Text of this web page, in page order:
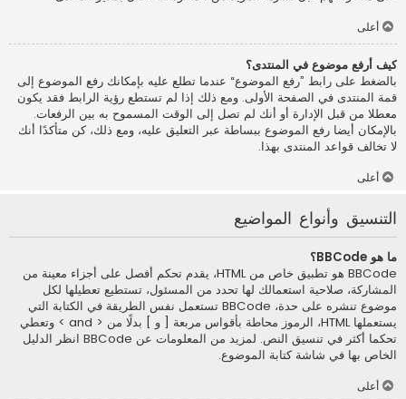
أعلى
كيف أرفع موضوع في المنتدى؟
بالضغط على رابط ”رفع الموضوع“ عندما تطلع عليه بإمكانك رفع الموضوع إلى
قمة المنتدى في الصفحة الأولى. ومع ذلك إذا لم تستطع رؤية الرابط فقد يكون
معطلا من قبل الإدارة أو أنك لم تصل إلى الوقت المسموح به بين الرفعات.
بالإمكان أيضا رفع الموضوع ببساطة عبر التعليق عليه، ومع ذلك، كن متأكدًا أنك
لا تخالف قواعد المنتدى بهذا.
أعلى
التنسيق وأنواع المواضيع
ما هو BBCode؟
BBCode هو تطبيق خاص من HTML، يقدم تحكم أفصل على أجزاء معينة من
المشاركة، صلاحية استعمالك لها تحدد من المسئول، تستطيع تعطيلها لكل
موضوع تنشره على حدة، BBCode تستعمل نفس الطريقة في الكتابة التي
يستعملها HTML، الرموز محاطة بأقواس مربعة [ و ] بدلًا من < and > وتعطي
تحكما أكثر في تنسيق النص. لمزيد من المعلومات عن BBCode انظر الدليل
الخاص بها في شاشة كتابة الموضوع.
أعلى